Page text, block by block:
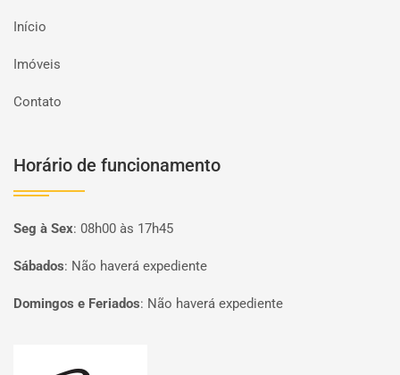
Início
Imóveis
Contato
Horário de funcionamento
Seg à Sex: 08h00 às 17h45
Sábados: Não haverá expediente
Domingos e Feriados: Não haverá expediente